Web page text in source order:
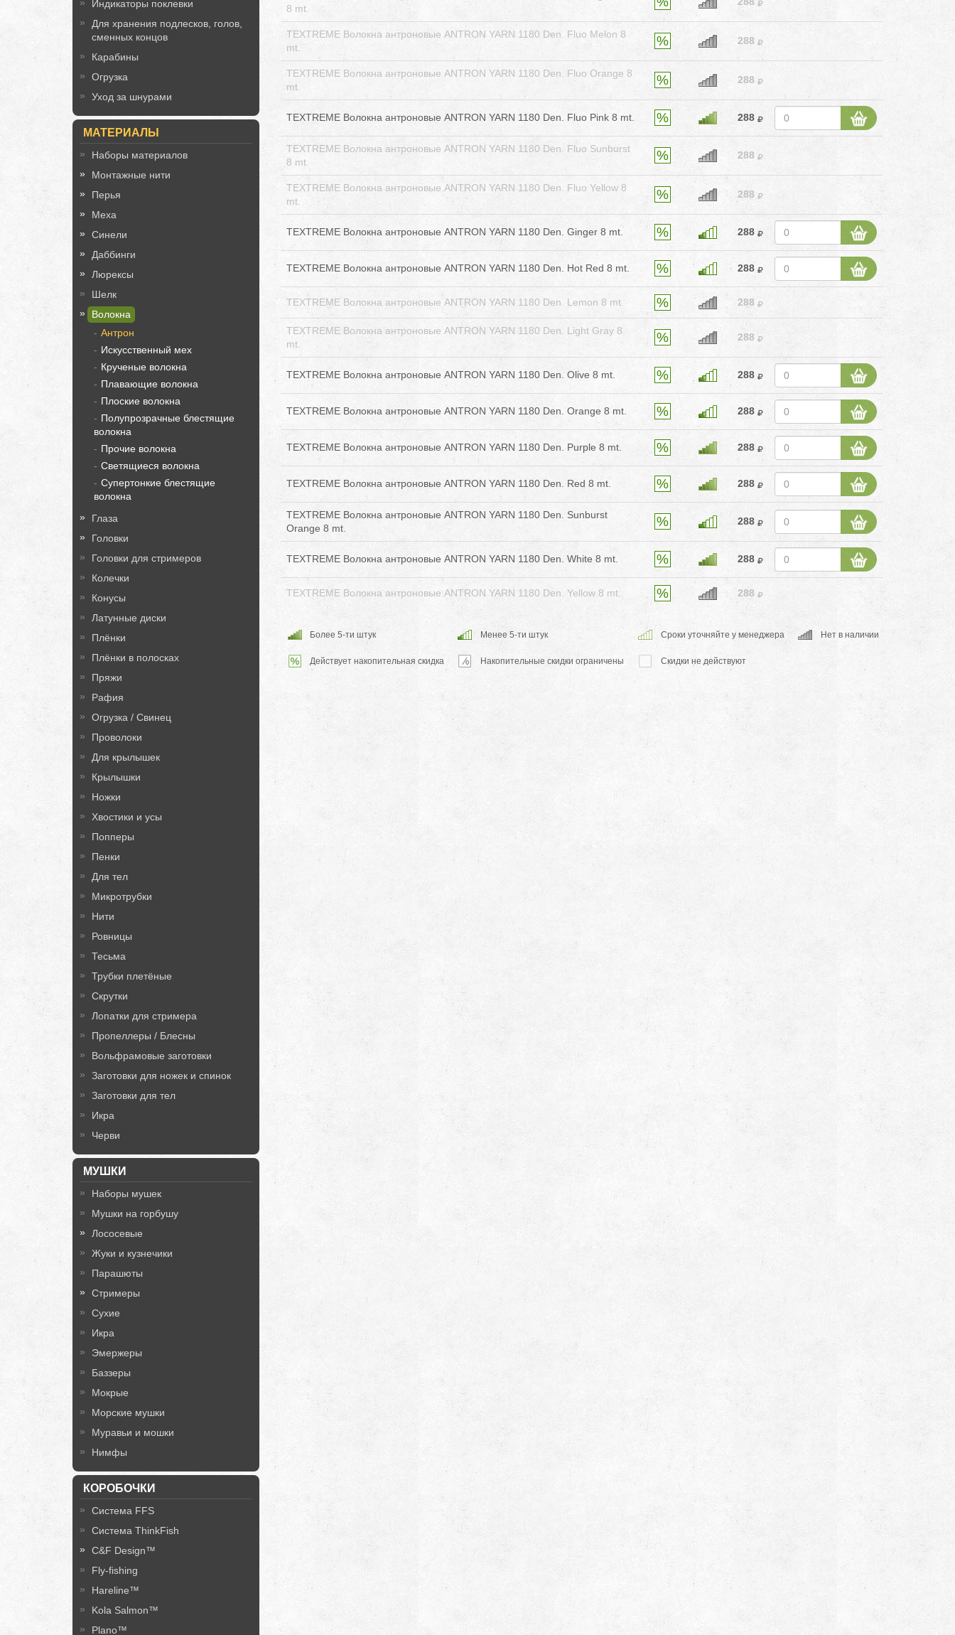
Индикаторы поклевки
Для хранения подлесков, голов,
сменных концов
Карабины
Огрузка
Уход за шнурами
МАТЕРИАЛЫ
Наборы материалов
Монтажные нити
Перья
Меха
Синели
Даббинги
Люрексы
Шелк
Волокна
Антрон
Искусственный мех
Крученые волокна
Плавающие волокна
Плоские волокна
Полупрозрачные блестящие
волокна
Прочие волокна
Светящиеся волокна
Супертонкие блестящие
волокна
Глаза
Головки
Головки для стримеров
Колечки
Конусы
Латунные диски
Плёнки
Плёнки в полосках
Пряжи
Рафия
Огрузка / Свинец
Проволоки
Для крылышек
Крылышки
Ножки
Хвостики и усы
Попперы
Пенки
Для тел
Микротрубки
Нити
Ровницы
Тесьма
Трубки плетёные
Скрутки
Лопатки для стримера
Пропеллеры / Блесны
Вольфрамовые заготовки
Заготовки для ножек и спинок
Заготовки для тел
Икра
Черви
МУШКИ
Наборы мушек
Мушки на горбушу
Лососевые
Жуки и кузнечики
Парашюты
Стримеры
Сухие
Икра
Эмержеры
Баззеры
Мокрые
Морские мушки
Муравьи и мошки
Нимфы
КОРОБОЧКИ
Система FFS
Система ThinkFish
C&F Design™
Fly-fishing
Hareline™
Kola Salmon™
Plano™
8 mt.
TEXTREME Волокна антроновые ANTRON YARN 1180 Den. Fluo Melon 8
mt.
288
TEXTREME Волокна антроновые ANTRON YARN 1180 Den. Fluo Orange 8
mt.
288
TEXTREME Волокна антроновые ANTRON YARN 1180 Den. Fluo Pink 8 mt. 288
TEXTREME Волокна антроновые ANTRON YARN 1180 Den. Fluo Sunburst
8 mt.
288
TEXTREME Волокна антроновые ANTRON YARN 1180 Den. Fluo Yellow 8
mt.
288
TEXTREME Волокна антроновые ANTRON YARN 1180 Den. Ginger 8 mt. 288
TEXTREME Волокна антроновые ANTRON YARN 1180 Den. Hot Red 8 mt. 288
TEXTREME Волокна антроновые ANTRON YARN 1180 Den. Lemon 8 mt. 288
TEXTREME Волокна антроновые ANTRON YARN 1180 Den. Light Gray 8
mt.
288
TEXTREME Волокна антроновые ANTRON YARN 1180 Den. Olive 8 mt. 288
TEXTREME Волокна антроновые ANTRON YARN 1180 Den. Orange 8 mt. 288
TEXTREME Волокна антроновые ANTRON YARN 1180 Den. Purple 8 mt. 288
TEXTREME Волокна антроновые ANTRON YARN 1180 Den. Red 8 mt. 288
TEXTREME Волокна антроновые ANTRON YARN 1180 Den. Sunburst
Orange 8 mt.
288
TEXTREME Волокна антроновые ANTRON YARN 1180 Den. White 8 mt. 288
TEXTREME Волокна антроновые ANTRON YARN 1180 Den. Yellow 8 mt. 288
Более 5-ти штук Менее 5-ти штук Cроки уточняйте у менеджера Нет в наличии
Действует накопительная скидка Накопительные скидки ограничены Скидки не действуют